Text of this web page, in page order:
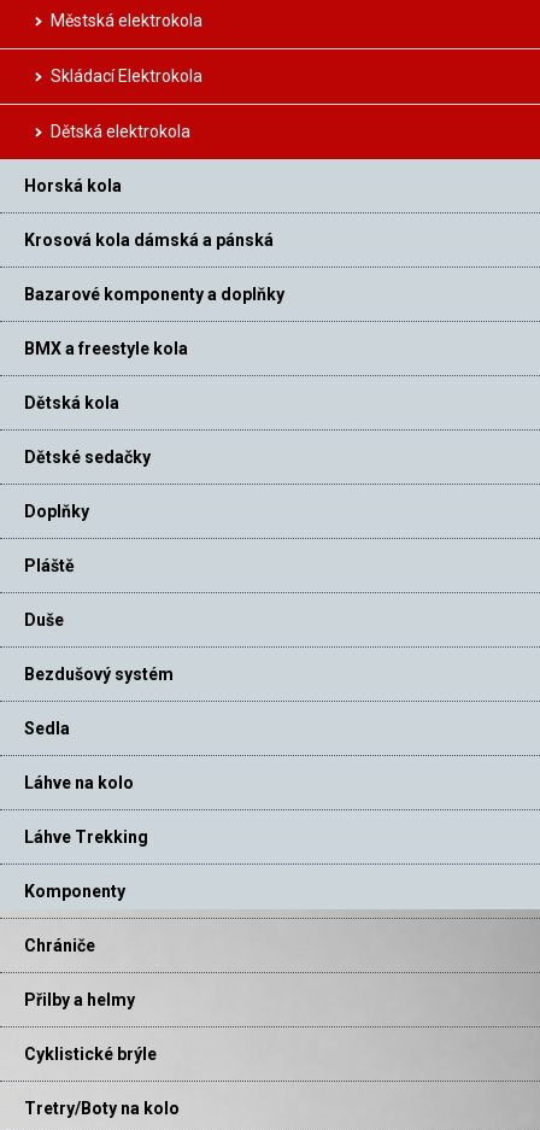
Městská elektrokola
Skládací Elektrokola
Dětská elektrokola
Horská kola
Krosová kola dámská a pánská
Bazarové komponenty a doplňky
BMX a freestyle kola
Dětská kola
Dětské sedačky
Doplňky
Pláště
Duše
Bezdušový systém
Sedla
Láhve na kolo
Láhve Trekking
Komponenty
Chrániče
Přilby a helmy
Cyklistické brýle
Tretry/Boty na kolo